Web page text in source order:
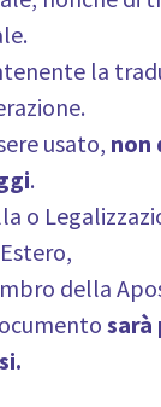
la
usato, non
.
o
della
sarà